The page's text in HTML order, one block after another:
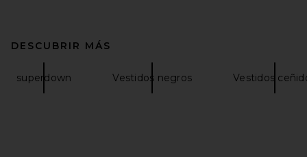
DESCUBRIR MÁS
superdown Vestidos negros Vestidos